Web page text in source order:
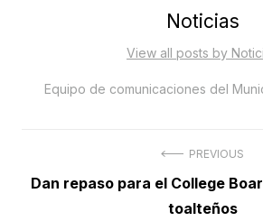
Noticias
View all posts by
Equipo de comunicaciones del
navigation
PREVIOUS
Previous
Dan repaso para el College
toalteños